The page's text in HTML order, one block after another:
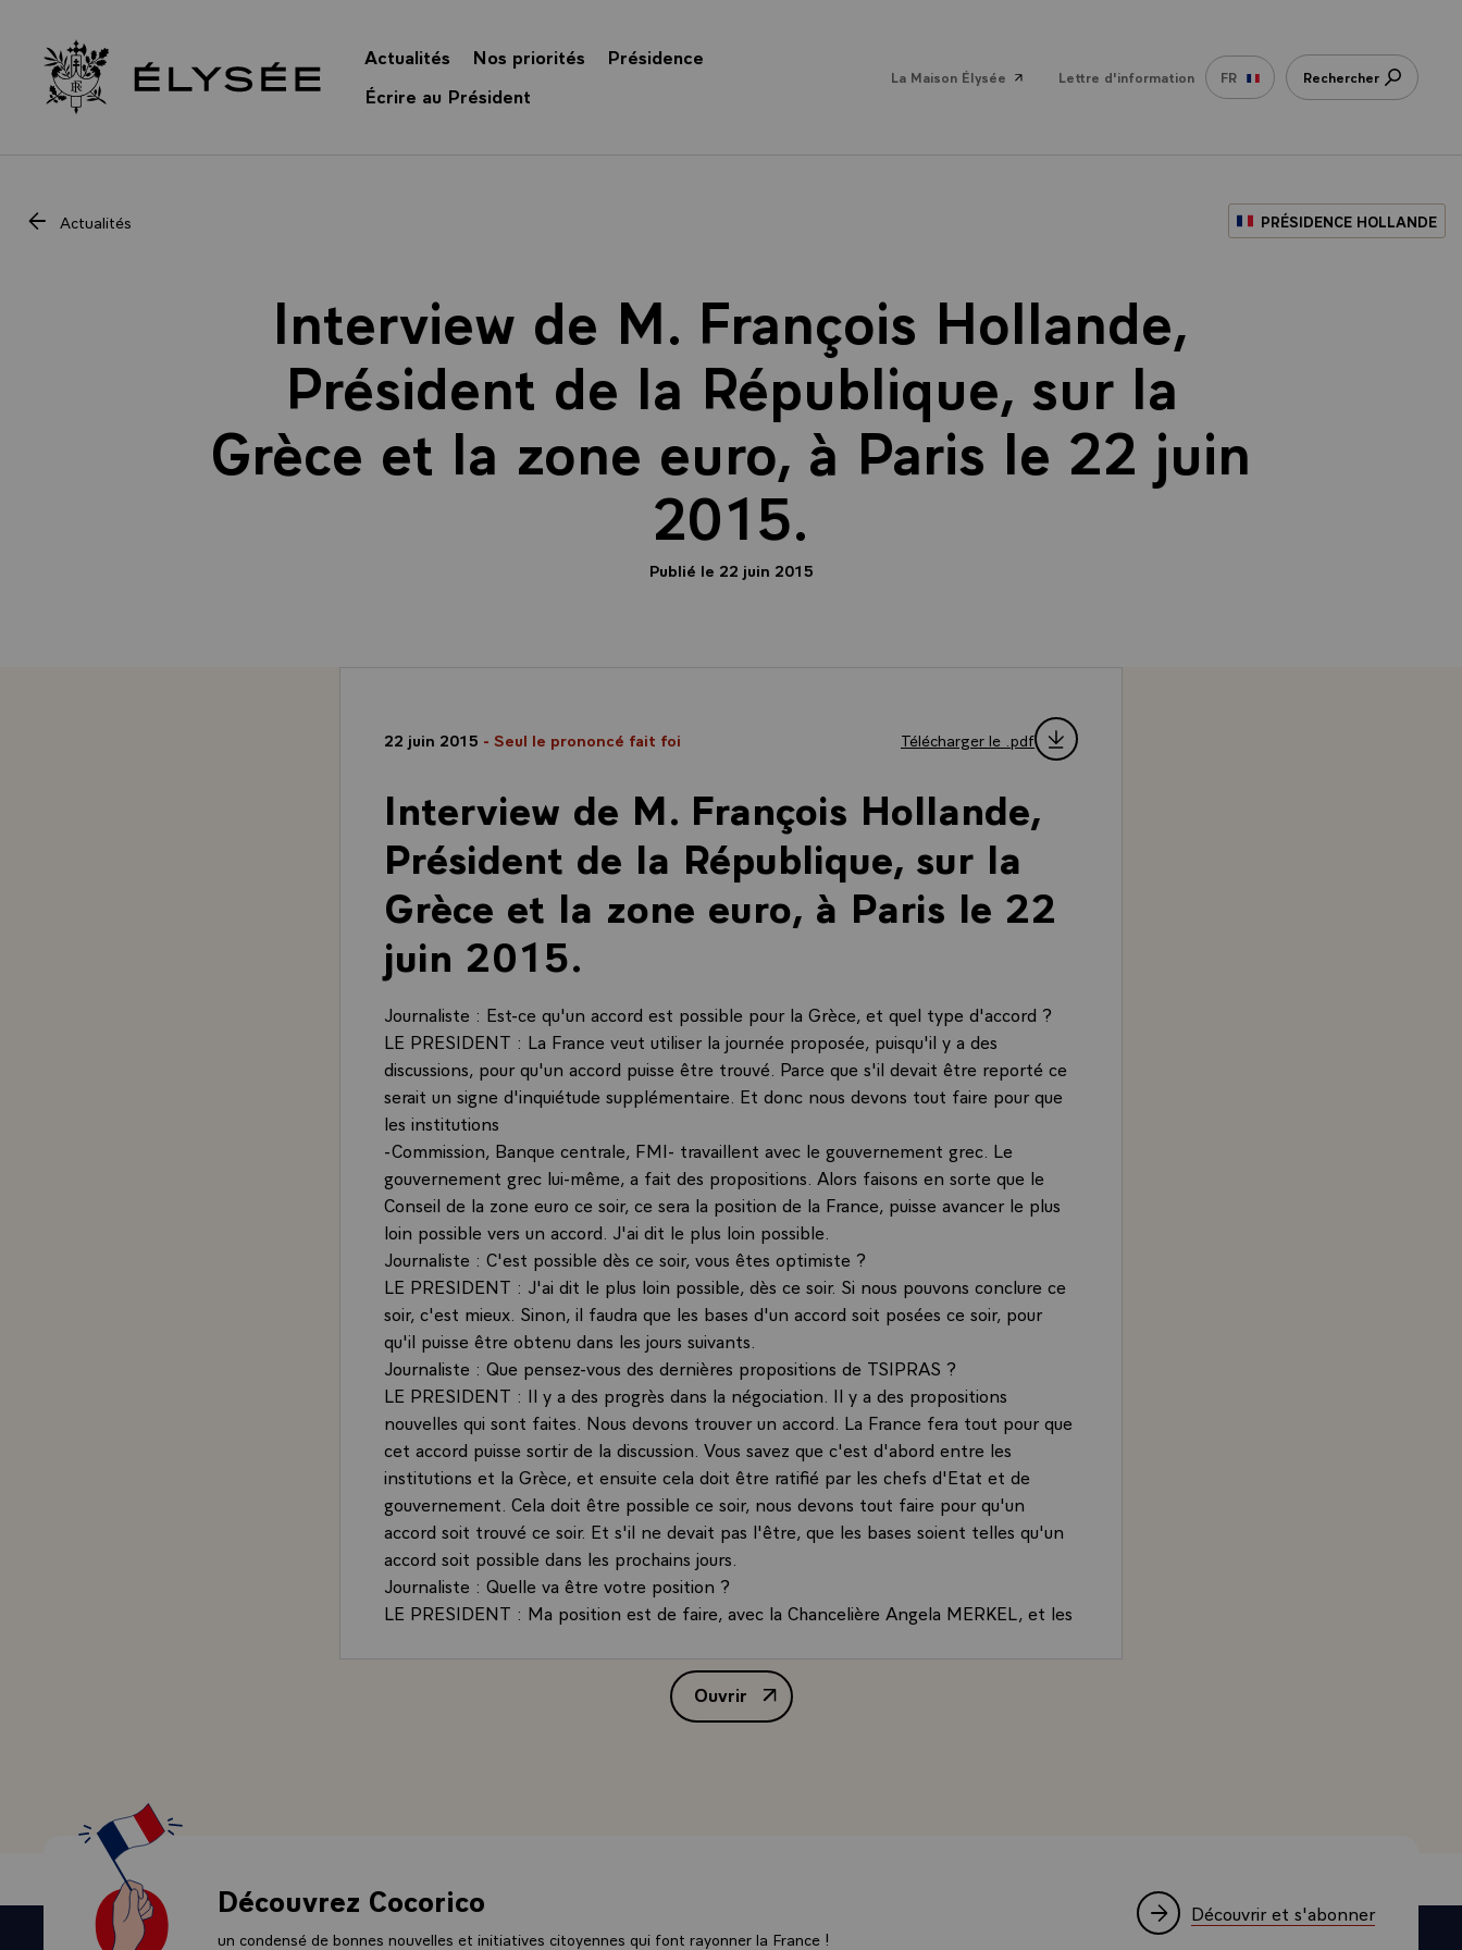
Retour à l’accueil Élysée
Actualités Nos priorités
Présidence
Écrire au Président
La Maison Élysée Lettre d'information FR Rechercher
Actualités PRÉSIDENCE HOLLANDE
Interview de M. François Hollande,
Président de la République, sur la
Grèce et la zone euro, à Paris le 22 juin
2015.
Publié le 22 juin 2015
22 juin 2015 - Seul le prononcé fait foi Télécharger le .pdf
Interview de M. François Hollande,
Président de la République, sur la
Grèce et la zone euro, à Paris le 22
juin 2015.
Journaliste : Est-ce qu'un accord est possible pour la Grèce, et quel type d'accord ?
LE PRESIDENT : La France veut utiliser la journée proposée, puisqu'il y a des
discussions, pour qu'un accord puisse être trouvé. Parce que s'il devait être reporté ce
serait un signe d'inquiétude supplémentaire. Et donc nous devons tout faire pour que
les institutions
-Commission, Banque centrale, FMI- travaillent avec le gouvernement grec. Le
gouvernement grec lui-même, a fait des propositions. Alors faisons en sorte que le
Conseil de la zone euro ce soir, ce sera la position de la France, puisse avancer le plus
loin possible vers un accord. J'ai dit le plus loin possible.
Journaliste : C'est possible dès ce soir, vous êtes optimiste ?
LE PRESIDENT : J'ai dit le plus loin possible, dès ce soir. Si nous pouvons conclure ce
soir, c'est mieux. Sinon, il faudra que les bases d'un accord soit posées ce soir, pour
qu'il puisse être obtenu dans les jours suivants.
Journaliste : Que pensez-vous des dernières propositions de TSIPRAS ?
LE PRESIDENT : Il y a des progrès dans la négociation. Il y a des propositions
nouvelles qui sont faites. Nous devons trouver un accord. La France fera tout pour que
cet accord puisse sortir de la discussion. Vous savez que c'est d'abord entre les
institutions et la Grèce, et ensuite cela doit être ratifié par les chefs d'Etat et de
gouvernement. Cela doit être possible ce soir, nous devons tout faire pour qu'un
accord soit trouvé ce soir. Et s'il ne devait pas l'être, que les bases soient telles qu'un
accord soit possible dans les prochains jours.
Journaliste : Quelle va être votre position ?
LE PRESIDENT : Ma position est de faire, avec la Chancelière Angela MERKEL, et les
nous puissions avancer vers un accord. C'est ce que nous avons toujours recherché, la
Chancelière et moi-même, de manière à ce qu'il puisse y avoir des avancées dans les
négociations et ensuite une conclusion.
Grèce.
C'est pour cela que je préfère un accord global et durable, à un accord partiel, même
Ouvrir
Interview de M. François Hollande, Président de la République, sur la Grèce et la zone
Découvrez Cocorico
un condensé de bonnes nouvelles et initiatives citoyennes qui font rayonner la France !
Découvrir et s'abonner